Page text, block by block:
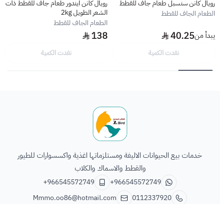
رويال كانن سنسبل طعام جاف للقطط
الطعام الجاف للقطط
يبدأ من40.25
نفدت الكمية
رويال كانن ايندور طعام جاف للقطط ذات
الشعر الطويل 2kg
الطعام الجاف للقطط
138
نفدت الكمية
خدمات بيع الحيوانات الاليفة ومستلزماتها اغذية واكسسوارات للطيور
والقطط والاسماك والكلاب
+966545572749
+966545572749
0112337920
Mmmo.oo86@hotmail.com